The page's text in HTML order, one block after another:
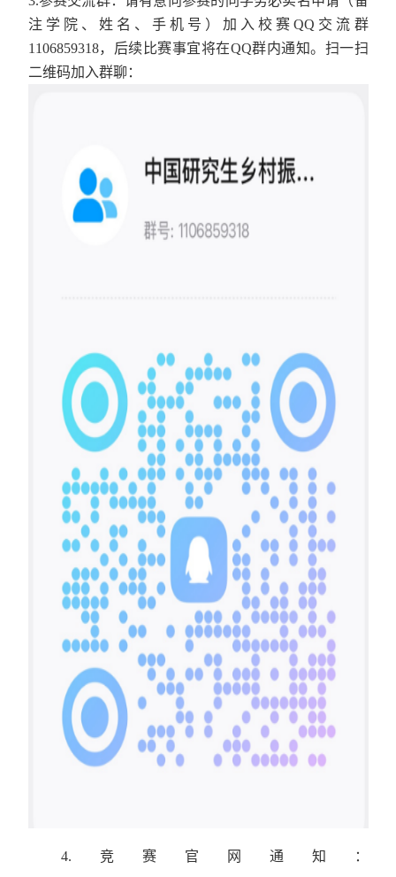
注学院、姓名、手机号）加入校赛QQ 交流群
1106859318，后续比赛事宜将在QQ群内通知。扫一扫
二维码加入群聊：
4. 竞赛官网通知：